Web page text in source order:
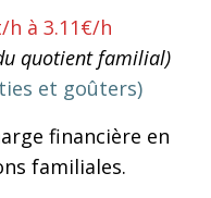
h à 3.11€/h
quotient familial)
et goûters)
financière en
familiales.